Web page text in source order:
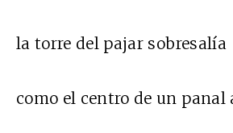
la torre del pajar sobresalía
como el centro de un panal